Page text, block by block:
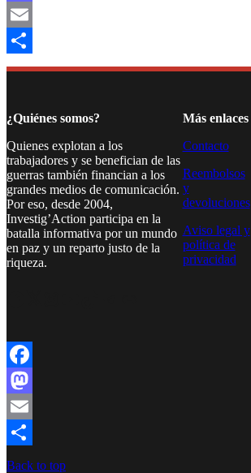
Mastodon
Email
Compartir
¿Quiénes somos?
Quienes explotan a los
trabajadores y se benefician de las
guerras también financian a los
grandes medios de comunicación.
Por eso, desde 2004,
Investig’Action participa en la
batalla informativa por un mundo
en paz y un reparto justo de la
riqueza.
Más enlaces
Contacto
Reembolsos
y
devoluciones
Aviso legal y
política de
privacidad
Facebook
Mastodon
Email
Compartir
Back to top